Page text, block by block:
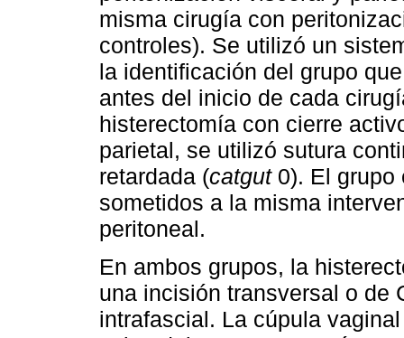
misma cirugía con
controles). Se utilizó un
la identificación del grupo
antes del inicio de cada
histerectomía con cierre
parietal, se utilizó sutura
retardada (catgut0). El grupo
sometidos a la misma
peritoneal.
En ambos grupos, la
una incisión transversal o de
intrafascial. La cúpula